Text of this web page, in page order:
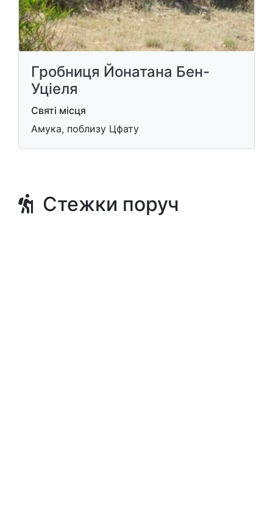
Гробниця Йонатана Бен-
Уціеля
Святі місця
Амука, поблизу Цфату
Стежки поруч